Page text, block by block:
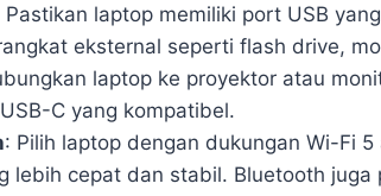
Pastikan laptop memiliki port USB
eksternal seperti flash drive,
laptop ke proyektor atau
C yang kompatibel.
: Pilih laptop dengan dukungan Wi-Fi
lebih cepat dan stabil. Bluetooth juga